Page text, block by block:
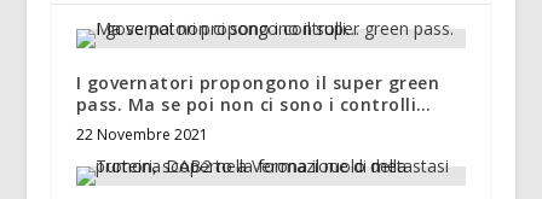
I governatori propongono il super green
pass. Ma se poi non ci sono i controlli…
22 Novembre 2021